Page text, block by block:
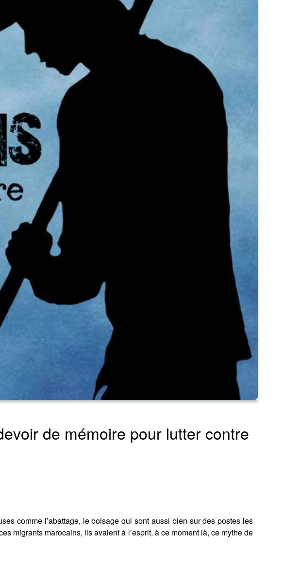
de mémoire pour lutter contre
comme l’abattage, le boisage qui sont aussi bien sur des postes les
migrants marocains, ils avaient à l’esprit, à ce moment là, ce mythe de